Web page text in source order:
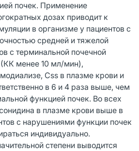
почек. Применение
дозах приводит к
в организме у пациентов с
средней и тяжелой
с терминальной почечной
(КК менее 10 мл/мин),
Css в плазме крови и
в 6 и 4 раза выше, чем
функцией почек. Во всех
в плазме крови выше в
с нарушениями функции почек
индивидуально.
степени выводится